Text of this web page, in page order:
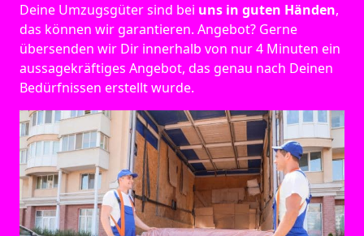
Deine Umzugsgüter sind bei uns in guten Händen,
das können wir garantieren. Angebot? Gerne
übersenden wir Dir innerhalb von nur 4 Minuten ein
aussagekräftiges Angebot, das genau nach Deinen
Bedürfnissen erstellt wurde.